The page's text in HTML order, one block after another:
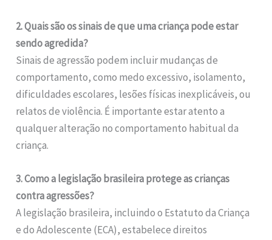
2. Quais são os sinais de que uma criança pode estar
sendo agredida?
Sinais de agressão podem incluir mudanças de
comportamento, como medo excessivo, isolamento,
dificuldades escolares, lesões físicas inexplicáveis, ou
relatos de violência. É importante estar atento a
qualquer alteração no comportamento habitual da
criança.
3. Como a legislação brasileira protege as crianças
contra agressões?
A legislação brasileira, incluindo o Estatuto da Criança
e do Adolescente (ECA), estabelece direitos